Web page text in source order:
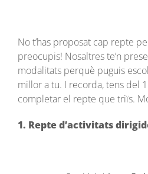
No t’has proposat cap repte
preocupis! Nosaltres te’n
modalitats perquè puguis
millor a tu. I recorda, tens del
completar el repte que triïs.
1. Repte d’activitats